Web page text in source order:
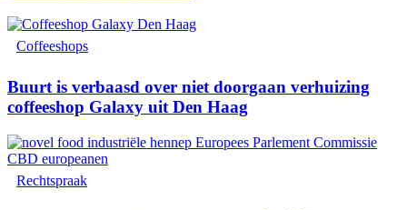
Coffeeshops
Buurt is verbaasd over niet doorgaan verhuizing
coffeeshop Galaxy uit Den Haag
Rechtspraak